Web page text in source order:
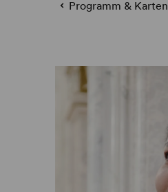
Programm & Karten